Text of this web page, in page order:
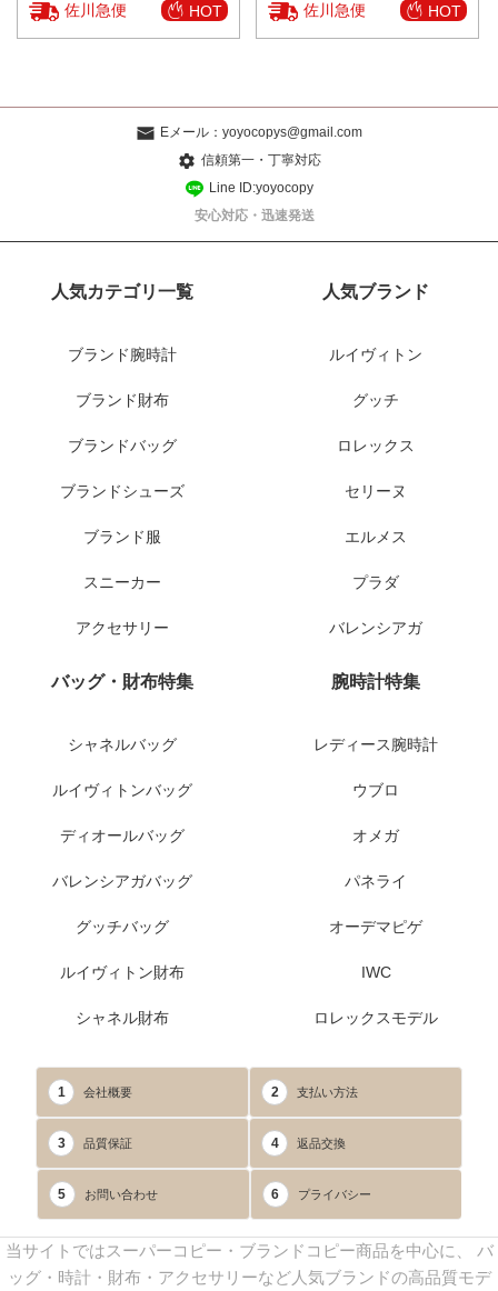
佐川急便 HOT 佐川急便 HOT
Eメール： yoyocopys@gmail.com
信頼第一・丁寧対応
Line ID:yoyocopy
安心対応・迅速発送
人気カテゴリ一覧
ブランド腕時計
ブランド財布
ブランドバッグ
ブランドシューズ
ブランド服
スニーカー
アクセサリー
人気ブランド
ルイヴィトン
グッチ
ロレックス
セリーヌ
エルメス
プラダ
バレンシアガ
バッグ・財布特集
シャネルバッグ
ルイヴィトンバッグ
ディオールバッグ
バレンシアガバッグ
グッチバッグ
ルイヴィトン財布
シャネル財布
腕時計特集
レディース腕時計
ウブロ
オメガ
パネライ
オーデマピゲ
IWC
ロレックスモデル
1 会社概要 2 支払い方法
3 品質保証 4 返品交換
5 お問い合わせ 6 プライバシー
当サイトではスーパーコピー・ブランドコピー商品を中心に、 バ
ッグ・時計・財布・アクセサリーなど人気ブランドの高品質モデ